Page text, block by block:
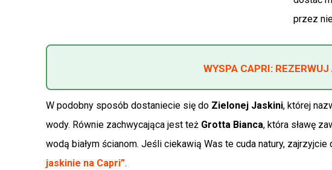
przez
WYSPA CAPRI:
W podobny sposób dostaniecie się do Zielonej Jaskini, której
wody. Równie zachwycająca jest też Grotta Bianca, która sławę
wodą białym ścianom. Jeśli ciekawią Was te cuda natury, zajrzyjcie
jaskinie na Capri”.